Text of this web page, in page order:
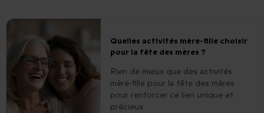
Quelles activités mère-fille choisir
pour la fête des mères ?
Rien de mieux que des activités
mère-fille pour la fête des mères
pour renforcer ce lien unique et
précieux.